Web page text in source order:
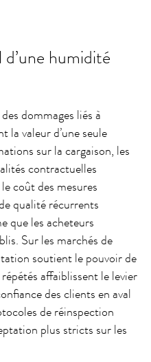
humidité
dommages liés à
la valeur d’une seule
sur la cargaison, les
contractuelles
coût des mesures
qualité récurrents
que les acheteurs
Sur les marchés de
soutient le pouvoir de
affaiblissent le levier
des clients en aval
de réinspection
plus stricts sur les